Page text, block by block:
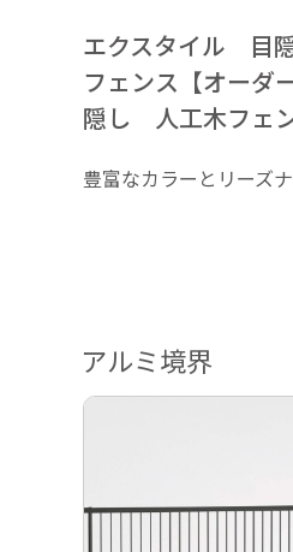
エクスタイル 目
フェンス【オーダ
隠し 人工木フェ
豊富なカラーとリーズ
アルミ境界